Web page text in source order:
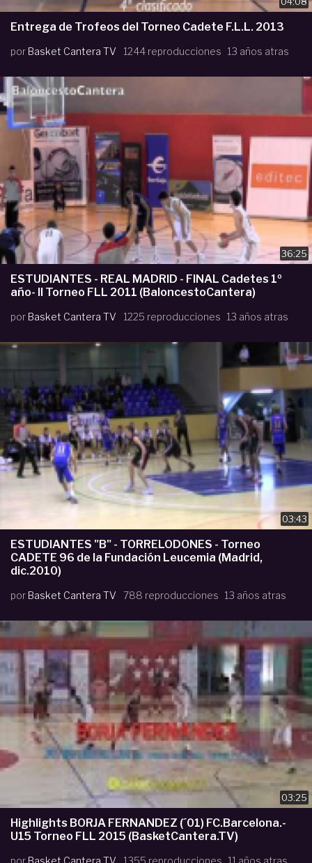
Entrega de Trofeos del Torneo Cadete F.L.L. 2013
por Basket Cantera TV 1244 reproducciones 13 años atras
36:25
ESTUDIANTES - REAL MADRID - FINAL Cadetes 1º
año- II Torneo FLL 2011 (BaloncestoCantera)
por Basket Cantera TV 1225 reproducciones 13 años atras
03:43
ESTUDIANTES "B" - TORRELODONES - Torneo
CADETE 96 de la Fundación Leucemia (Madrid,
dic.2010)
por Basket Cantera TV 788 reproducciones 13 años atras
03:25
Highlights BORJA FERNANDEZ (´01) FC.Barcelona.-
U15 Torneo FLL 2015 (BasketCantera.TV)
por Basket Cantera TV 1355 reproducciones 11 años atras